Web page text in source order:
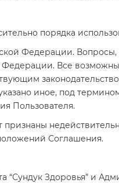
порядка
Федерации.
Федерации. Все
иное, под термином
Пользователя.
признаны
Соглашения.
Здоровья” и